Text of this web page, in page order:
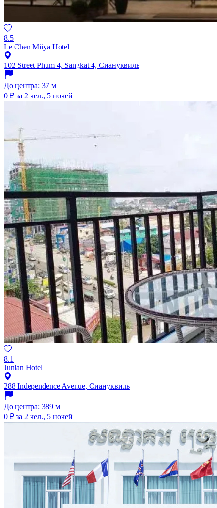
8.5
Le Chen Miiya Hotel
102 Street Phum 4, Sangkat 4, Сиануквиль
До центра: 37 м
0 ₽ за 2 чел., 5 ночей
8.1
Junlan Hotel
288 Independence Avenue, Сиануквиль
До центра: 389 м
0 ₽ за 2 чел., 5 ночей